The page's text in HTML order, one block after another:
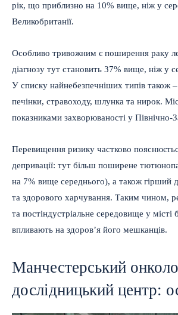
рік, що приблизно на 10% вище, ніж у
Великобританії.
Особливо тривожним є поширення раку
діагнозу тут становить 37% вище, ніж у
У списку найнебезпечніших типів також
печінки, стравоходу, шлунка та нирок.
показниками захворюваності у Північно-
Перевищення ризику частково
депривації: тут більш поширене
на 7% вище середнього), а також гірший
та здорового харчування. Таким чином,
та постіндустріальне середовище у місті
впливають на здоров’я його мешканців.
Манчестерський
дослідницький центр: